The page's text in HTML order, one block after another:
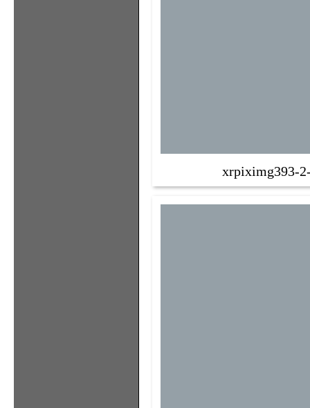
xrpiximg393-